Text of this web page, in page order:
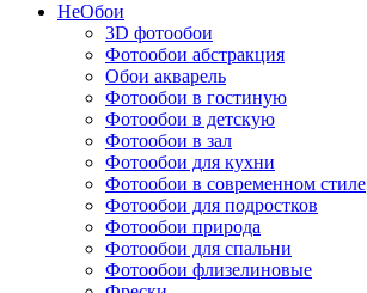
НеОбои
3D фотообои
Фотообои абстракция
Обои акварель
Фотообои в гостиную
Фотообои в детскую
Фотообои в зал
Фотообои для кухни
Фотообои в современном стиле
Фотообои для подростков
Фотообои природа
Фотообои для спальни
Фотообои флизелиновые